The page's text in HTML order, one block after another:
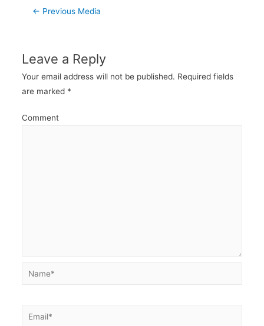
Post
← Previous Media
Leave a Reply
Your email address will not be published. Required fields
are marked *
Comment
Name*
Email*